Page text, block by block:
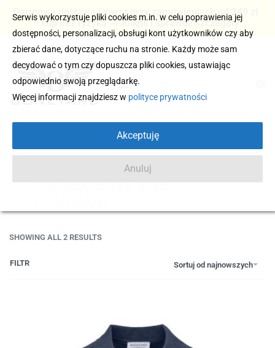
Darmowa dostawa i zwrot przy zamówieniach od 249 zł
– kup bez ryzyka → Kliknij i sprawdź szczegóły
KOSZULKA 3XL
SHOWING ALL 2 RESULTS
Sortuj od najnowszych
FILTR
Serwis wykorzystuje pliki cookies m.in. w celu poprawienia jej
dostępności, personalizacji, obsługi kont użytkowników czy aby
zbierać dane, dotyczące ruchu na stronie. Każdy może sam
decydować o tym czy dopuszcza pliki cookies, ustawiając
odpowiednio swoją przeglądarkę.
Więcej informacji znajdziesz w polityce prywatności
Akceptuję
Anuluj